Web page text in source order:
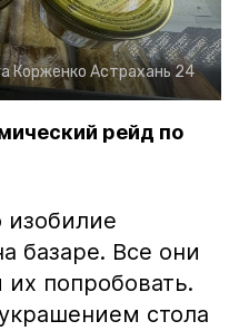
Корженко Астрахань 24
рейд по
изобилие
базаре. Все они
их попробовать.
стола